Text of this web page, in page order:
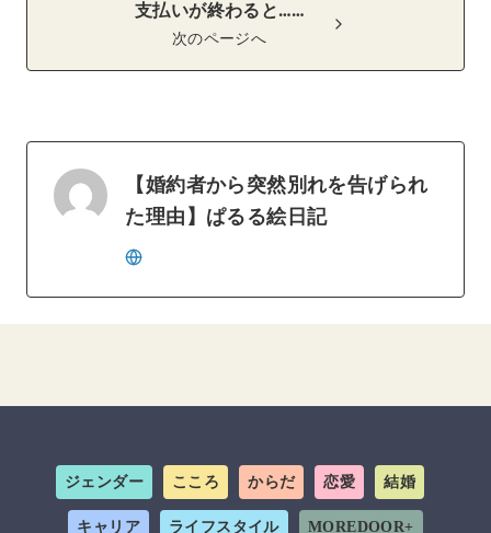
支払いが終わると……
次のページへ
【婚約者から突然別れを告げられ
た理由】ぱるる絵日記
ジェンダー こころ からだ 恋愛 結婚
キャリア ライフスタイル MOREDOOR+